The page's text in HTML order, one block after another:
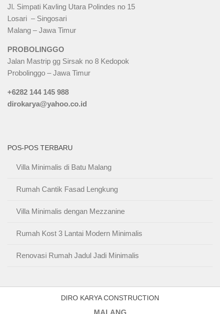
Jl. Simpati Kavling Utara Polindes no 15
Losari – Singosari
Malang – Jawa Timur
PROBOLINGGO
Jalan Mastrip gg Sirsak no 8 Kedopok
Probolinggo – Jawa Timur
+6282 144 145 988
dirokarya@yahoo.co.id
POS-POS TERBARU
Villa Minimalis di Batu Malang
Rumah Cantik Fasad Lengkung
Villa Minimalis dengan Mezzanine
Rumah Kost 3 Lantai Modern Minimalis
Renovasi Rumah Jadul Jadi Minimalis
DIRO KARYA CONSTRUCTION